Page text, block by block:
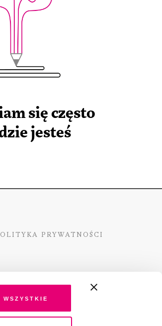
wszystkie
się często
jesteś
PRYWATNOŚCI
Kultury i Dziedzictwa